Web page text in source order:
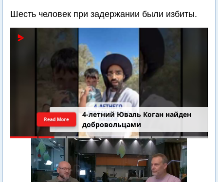
Шесть человек при задержании были избиты.
4-летний Юваль Коган найден
добровольцами
Read More